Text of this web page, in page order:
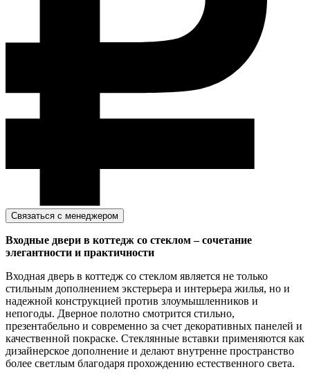
Связаться с менеджером
Входные двери в коттедж со стеклом – сочетание
элегантности и практичности
Входная дверь в коттедж со стеклом является не только
стильным дополнением экстерьера и интерьера жилья, но и
надежной конструкцией против злоумышленников и
непогоды. Дверное полотно смотрится стильно,
презентабельно и современно за счет декоративных панелей и
качественной покраске. Стеклянные вставки применяются как
дизайнерское дополнение и делают внутренне пространство
более светлым благодаря прохождению естественного света.